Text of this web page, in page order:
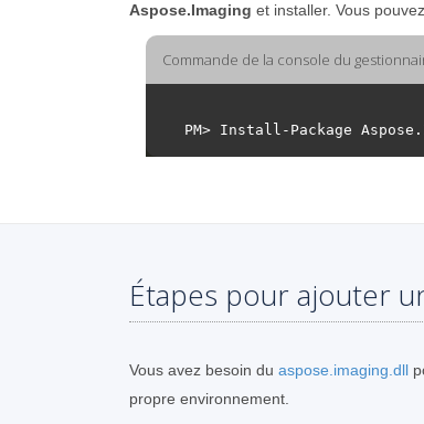
Aspose.Imaging et installer. Vous
Commande de la console du
Étapes pour ajouter
Vous avez besoin du aspose.imaging.dll
propre environnement.